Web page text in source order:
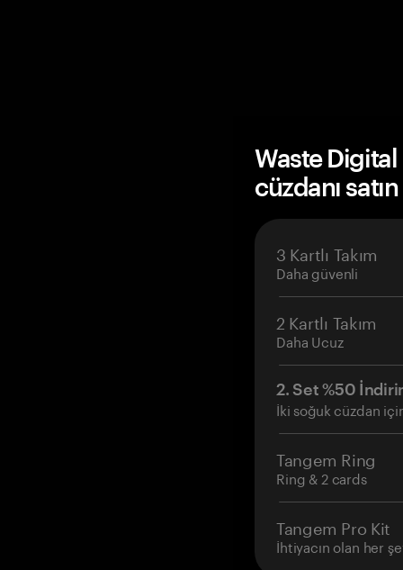
Waste
cüzdanı
3 Kartlı Takım
Daha güvenli
2 Kartlı Takım
Daha Ucuz
2. Set %50
İki soğuk cüzdan
Tangem Ring
Ring & 2 cards
Tangem Pro Kit
İhtiyacın olan her